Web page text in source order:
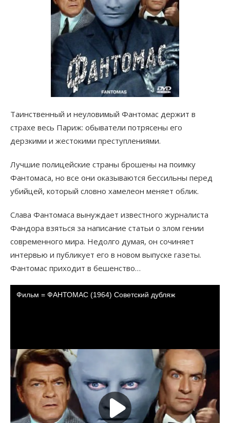
Таинственный и неуловимый Фантомас держит в
страхе весь Париж: обыватели потрясены его
дерзкими и жестокими преступлениями.
Лучшие полицейские страны брошены на поимку
Фантомаса, но все они оказываются бессильны перед
убийцей, который словно хамелеон меняет облик.
Слава Фантомаса вынуждает известного журналиста
Фандора взяться за написание статьи о злом гении
современного мира. Недолго думая, он сочиняет
интервью и публикует его в новом выпуске газеты.
Фантомас приходит в бешенство…